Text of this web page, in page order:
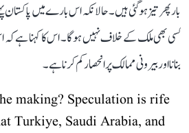
بار پھر تیز ہو گئی ہیں۔ حالانکہ اس بارے میں پاکستان
کسی بھی ملک کے خلاف نہیں ہوگا۔ اس کا کہنا ہے کہ
بنانا اور بیرونی ممالک پر انحصار کم کرنا ہے۔
making? Speculation is rife
Turkiye, Saudi Arabia, and